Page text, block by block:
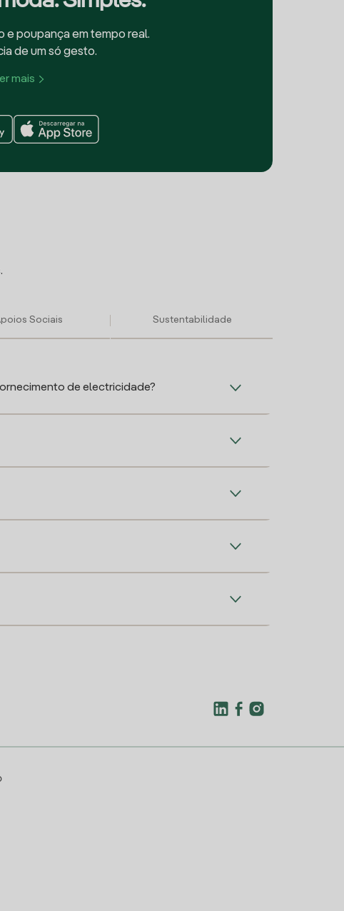
e poupança em tempo real.
de um só gesto.
mais
Sociais Sustentabilidade
de electricidade?